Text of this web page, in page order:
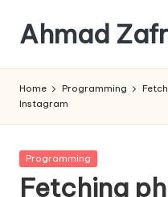
Skip
content
Ahmad
Learn
than
Learn
how
Home Programming
Instagram
Posted
Programming
Fetching